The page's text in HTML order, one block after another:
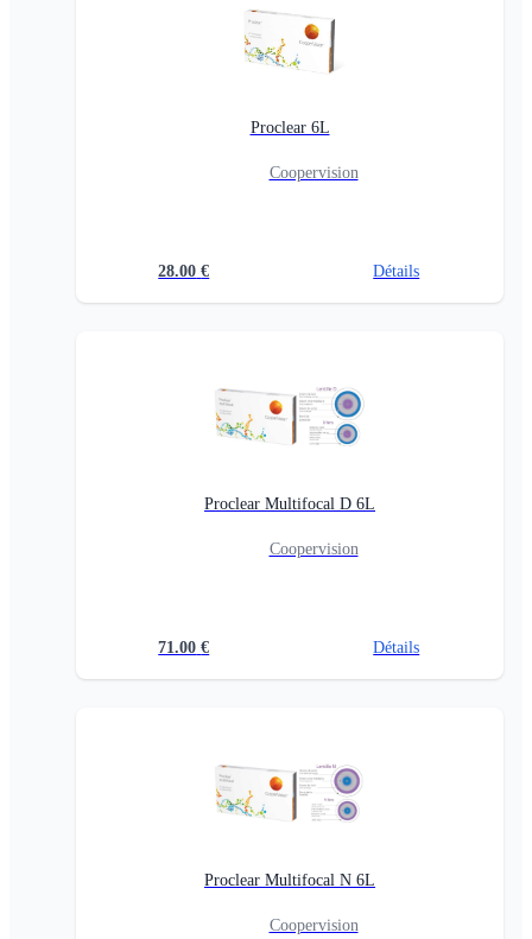
Proclear 6L
Coopervision
28.00 € Détails
Proclear Multifocal D 6L
Coopervision
71.00 € Détails
Proclear Multifocal N 6L
Coopervision